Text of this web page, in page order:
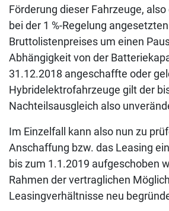
Förderung dieser Fahrzeuge,
bei der 1 %-Regelung angesetzten
Bruttolistenpreises um einen
Abhängigkeit von der
31.12.2018 angeschaffte oder
Hybridelektrofahrzeuge gilt der
Nachteilsausgleich also
Im Einzelfall kann also nun zu
Anschaffung bzw. das Leasing
bis zum 1.1.2019 aufgeschoben
Rahmen der vertraglichen
Leasingverhältnisse neu